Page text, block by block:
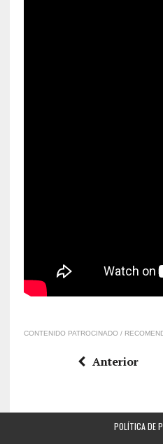
CONTENIDO PATROCINADO /
Anterior
POLÍTICA DE